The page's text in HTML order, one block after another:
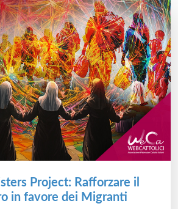
Project: Rafforzare il
in favore dei Migranti